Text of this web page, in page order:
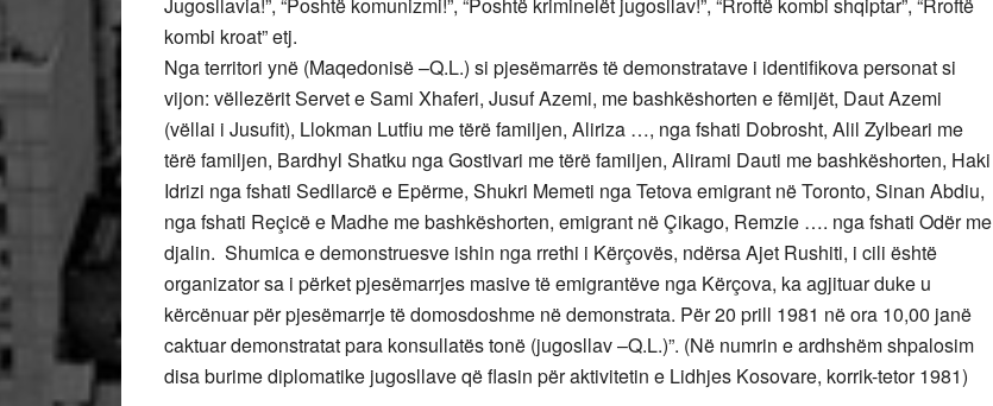
kombi kroat” etj.
Nga territori ynë (Maqedonisë –Q.L.) si pjesëmarrës të demonstratave i identifikova personat si
vijon: vëllezërit Servet e Sami Xhaferi, Jusuf Azemi, me bashkëshorten e fëmijët, Daut Azemi
(vëllai i Jusufit), Llokman Lutfiu me tërë familjen, Aliriza …, nga fshati Dobrosht, Alil Zylbeari me
tërë familjen, Bardhyl Shatku nga Gostivari me tërë familjen, Alirami Dauti me bashkëshorten, Haki
Idrizi nga fshati Sedllarcë e Epërme, Shukri Memeti nga Tetova emigrant në Toronto, Sinan Abdiu,
nga fshati Reçicë e Madhe me bashkëshorten, emigrant në Çikago, Remzie …. nga fshati Odër me
djalin. Shumica e demonstruesve ishin nga rrethi i Kërçovës, ndërsa Ajet Rushiti, i cili është
organizator sa i përket pjesëmarrjes masive të emigrantëve nga Kërçova, ka agjituar duke u
kërcënuar për pjesëmarrje të domosdoshme në demonstrata. Për 20 prill 1981 në ora 10,00 janë
caktuar demonstratat para konsullatës tonë (jugosllav –Q.L.)”. (Në numrin e ardhshëm shpalosim
disa burime diplomatike jugosllave që flasin për aktivitetin e Lidhjes Kosovare, korrik-tetor 1981)